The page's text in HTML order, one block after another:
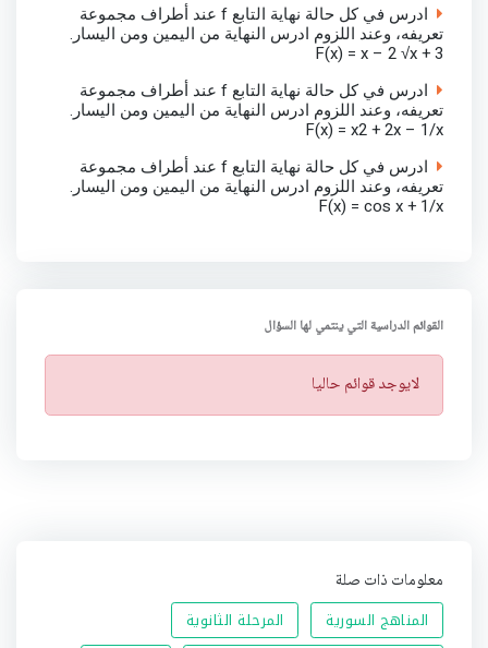
ادرس في كل حالة نهاية التابع f عند أطراف مجموعة
تعريفه، وعند اللزوم ادرس النهاية من اليمين ومن اليسار.
F(x) = x – 2 √x + 3
ادرس في كل حالة نهاية التابع f عند أطراف مجموعة
تعريفه، وعند اللزوم ادرس النهاية من اليمين ومن اليسار.
F(x) = x2 + 2x – 1/x
ادرس في كل حالة نهاية التابع f عند أطراف مجموعة
تعريفه، وعند اللزوم ادرس النهاية من اليمين ومن اليسار.
F(x) = cos x + 1/x
القوائم الدراسية التي ينتمي لها السؤال
ت
ن
لايوجد قوائم حاليا
معلومات ذات صلة
المناهج السورية
المرحلة الثانوية